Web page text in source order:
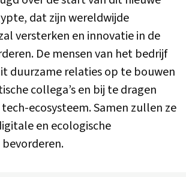
dat zijn wereldwijde
versterken en innovatie in de
De mensen van het bedrijf
duurzame relaties op te bouwen
collega’s en bij te dragen
ecosysteem. Samen zullen ze
en ecologische